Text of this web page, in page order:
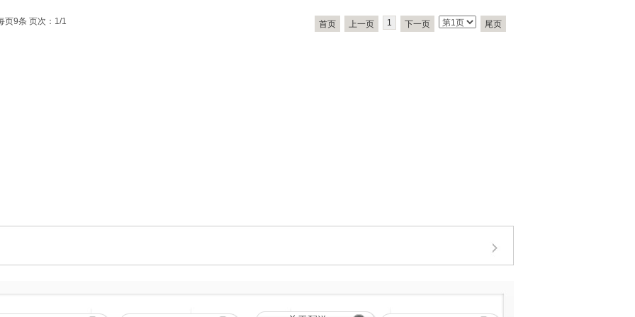
页9条 页次：1/1 首页 上一页 1 下一页 尾页